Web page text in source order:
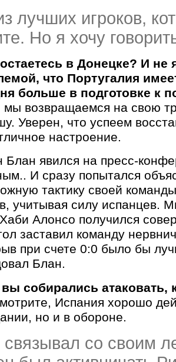
лучших игроков,
Но я хочу
в Донецке? И не
что Португалия
больше в подготовке к
мы возвращаемся на свою
Уверен, что успеем
настроение.
Блан явился на пресс-
И сразу попытался
тактику своей
учитывая силу испанцев.
Алонсо получился
заставил команду
при счете 0:0 было бы
Блан.
собирались атаковать,
Испания хорошо
но и в обороне.
со своим